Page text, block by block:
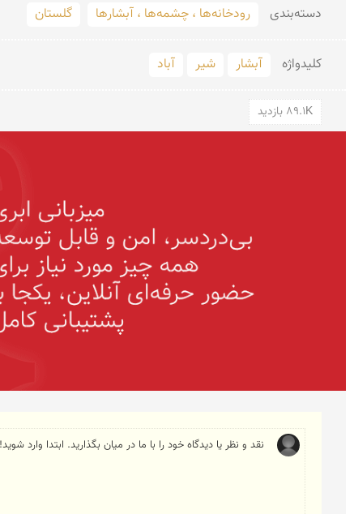
دسته‌بندی رودخانه‌ها ، چشمه‌ها ، آبشارها گلستان
کلید‌واژه آبشار شیر آباد
89.1K بازدید